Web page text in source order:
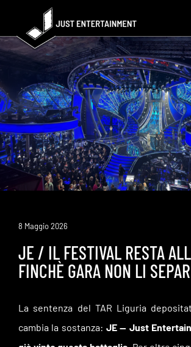
content
8 Maggio 2026
JE / IL FESTIVAL RESTA
FINCHÈ GARA NON LI
La sentenza del TAR Liguria
cambia la sostanza: JE — Just